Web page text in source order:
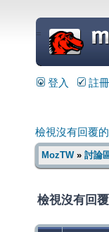
=
登入 註冊
檢視沒有回覆
MozTW» 討論
檢視沒有回